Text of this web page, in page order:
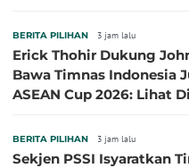
BERITA PILIHAN 3 jam lalu
Erick Thohir Dukung
Bawa Timnas Indonesia
ASEAN Cup 2026: Lihat
BERITA PILIHAN 3 jam lalu
Sekjen PSSI Isyaratkan